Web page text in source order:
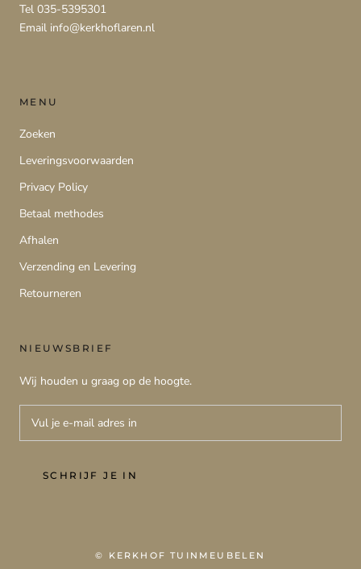
Tel 035-5395301
Email info@kerkhoflaren.nl
MENU
Zoeken
Leveringsvoorwaarden
Privacy Policy
Betaal methodes
Afhalen
Verzending en Levering
Retourneren
NIEUWSBRIEF
Wij houden u graag op de hoogte.
SCHRIJF JE IN
© KERKHOF TUINMEUBELEN